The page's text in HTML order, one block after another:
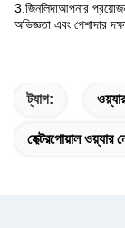
3. জিনলিদাআপনার
অভিজ্ঞতা এবং পেশাদার
ট্যাগ:
হেক্টরগোয়াল ওয়্যার